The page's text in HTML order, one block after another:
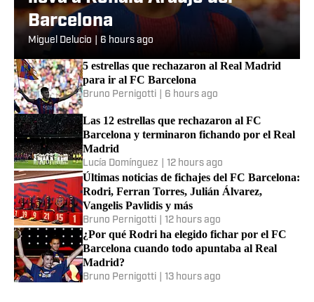
Barcelona
Miguel Delucio 6 hours ago
5 estrellas que rechazaron al Real Madrid
para ir al FC Barcelona
Bruno Pernigotti 6 hours ago
Las 12 estrellas que rechazaron al FC
Barcelona y terminaron fichando por el Real
Madrid
Lucía Domínguez 12 hours ago
Últimas noticias de fichajes del FC Barcelona:
Rodri, Ferran Torres, Julián Álvarez,
Vangelis Pavlidis y más
Bruno Pernigotti 12 hours ago
¿Por qué Rodri ha elegido fichar por el FC
Barcelona cuando todo apuntaba al Real
Madrid?
Bruno Pernigotti 13 hours ago